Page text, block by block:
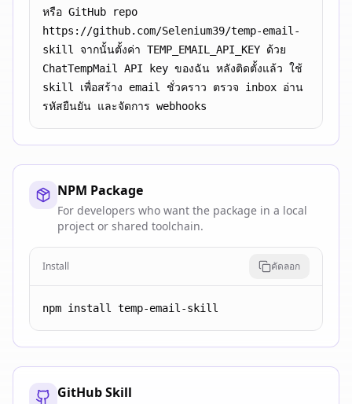
หรือ GitHub repo
https://github.com/Selenium39/temp-email-
skill จากนั้นตั้งค่า TEMP_EMAIL_API_KEY ด้วย
ChatTempMail API key ของฉัน หลังติดตั้งแล้ว ใช้
skill เพื่อสร้าง email ชั่วคราว ตรวจ inbox อ่าน
รหัสยืนยัน และจัดการ webhooks
NPM Package
For developers who want the package in a local
project or shared toolchain.
Install คัดลอก
npm install temp-email-skill
GitHub Skill